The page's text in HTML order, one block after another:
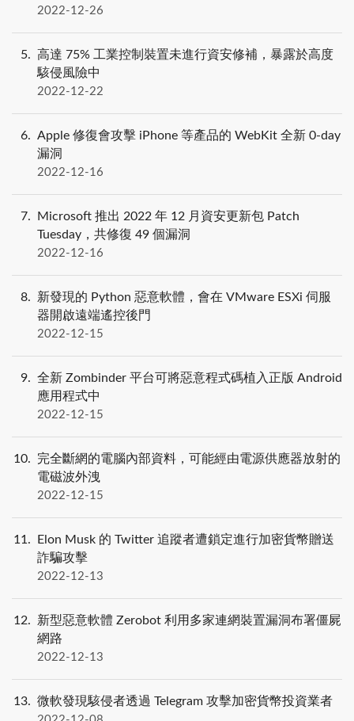
2022-12-26
5
高達 75% 工業控制裝置未進行資安修補，暴露於高度
駭侵風險中
2022-12-22
6
Apple 修復會攻擊 iPhone 等產品的 WebKit 全新 0-day
漏洞
2022-12-16
7
Microsoft 推出 2022 年 12 月資安更新包 Patch
Tuesday，共修復 49 個漏洞
2022-12-16
8
新發現的 Python 惡意軟體，會在 VMware ESXi 伺服
器開啟遠端遙控後門
2022-12-15
9
全新 Zombinder 平台可將惡意程式碼植入正版 Android
應用程式中
2022-12-15
10
完全斷網的電腦內部資料，可能經由電源供應器放射的
電磁波外洩
2022-12-15
11
Elon Musk 的 Twitter 追蹤者遭鎖定進行加密貨幣贈送
詐騙攻擊
2022-12-13
12
新型惡意軟體 Zerobot 利用多家連網裝置漏洞布署僵屍
網路
2022-12-13
13 微軟發現駭侵者透過 Telegram 攻擊加密貨幣投資業者